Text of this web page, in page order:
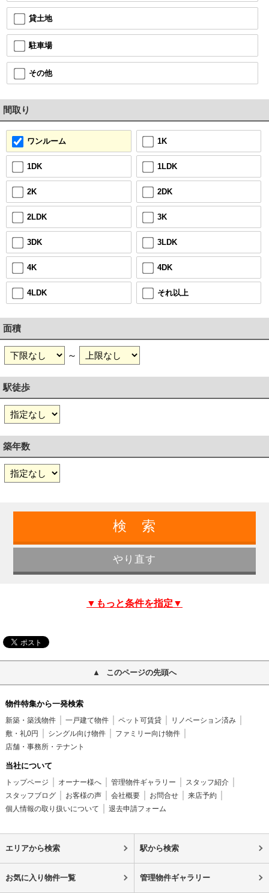
貸土地
駐車場
その他
間取り
ワンルーム 1K
1DK 1LDK
2K 2DK
2LDK 3K
3DK 3LDK
4K 4DK
4LDK それ以上
面積
～
駅徒歩
築年数
▼もっと条件を指定▼
このページの先頭へ
物件特集から一発検索
新築・築浅物件 一戸建て物件 ペット可賃貸
リノベーション済み
敷・礼0円
シングル向け物件
ファミリー向け物件
店舗・事務所・テナント
当社について
トップページ オーナー様へ 管理物件ギャラリー
スタッフ紹介
スタッフブログ
お客様の声 会社概要 お問合せ
来店予約
個人情報の取り扱いについて
退去申請フォーム
エリアから検索 駅から検索
お気に入り物件一覧 管理物件ギャラリー